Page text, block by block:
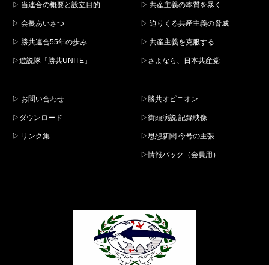
▷ 当連合の概要と設立目的
▷ 会長あいさつ
▷ 勝共連合55年の歩み
▷遊説隊「勝共UNITE」
▷ 共産主義の本質を暴く
▷ 迫りくる共産主義の脅威
▷ 共産主義を克服する
▷さよなら、日本共産党
▷ お問い合わせ
▷ダウンロード
▷ リンク集
▷勝共オピニオン
▷街頭演説 記録映像
▷思想新聞 今号の主張
▷情報パック（会員用）